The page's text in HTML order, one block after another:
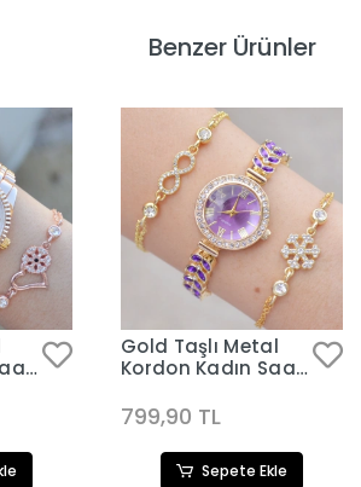
Benzer Ürünler
Gold Taşlı Metal
Kordon Kadın Saat
799,90 TL
Sepete Ekle